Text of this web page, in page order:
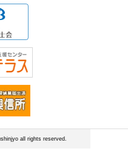
all rights reserved.